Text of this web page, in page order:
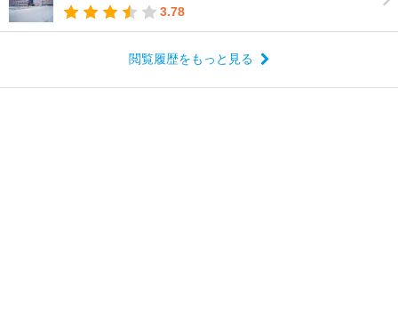
3.78
閲覧履歴をもっと見る